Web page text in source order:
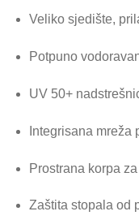
Veliko sjedište,
Potpuno
UV 50+
Integrisana mreža
Prostrana korpa
Zaštita stopala od